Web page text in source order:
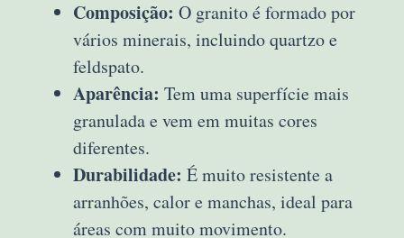
Composição: O granito é formado por
vários minerais, incluindo quartzo e
feldspato.
Aparência: Tem uma superfície mais
granulada e vem em muitas cores
diferentes.
Durabilidade: É muito resistente a
arranhões, calor e manchas, ideal para
áreas com muito movimento.